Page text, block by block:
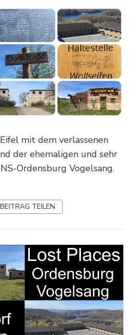
mit dem verlassenen
der ehemaligen und sehr
Ordensburg Vogelsang.
TEILEN